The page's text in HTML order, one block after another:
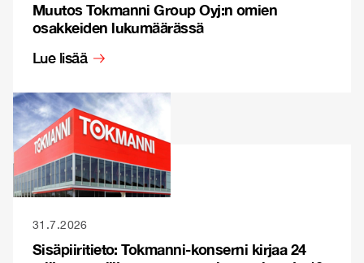
Muutos Tokmanni Group Oyj:n omien
osakkeiden lukumäärässä
Lue lisää
31.7.2026
Sisäpiiritieto: Tokmanni-konserni kirjaa 24